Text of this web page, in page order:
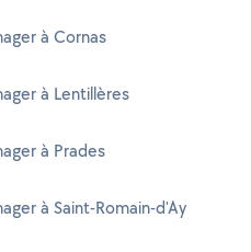
à Cornas
à Lentillères
à Prades
à Saint-Romain-d'Ay